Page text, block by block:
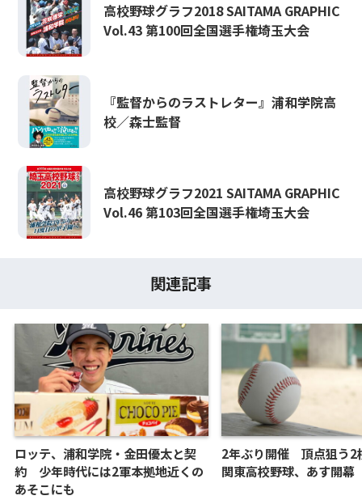
高校野球グラフ2018 SAITAMA GRAPHIC
Vol.43 第100回全国選手権埼玉大会
『監督からのラストレター』浦和学院高
校／森士監督
高校野球グラフ2021 SAITAMA GRAPHIC
Vol.46 第103回全国選手権埼玉大会
関連記事
ロッテ、浦和学院・金田優太と契
約 少年時代には2軍本拠地近くの
あそこにも
2年ぶり開催 頂点狙う
関東高校野球、あす開幕